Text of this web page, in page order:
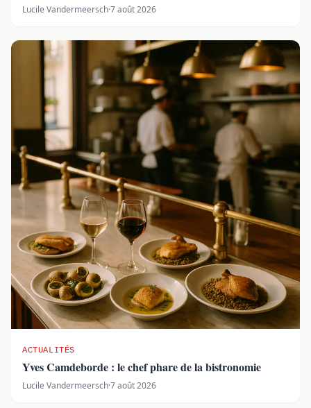
Lucile Vandermeersch·7 août 2026
ACTUALITÉS
Yves Camdeborde : le chef phare de la bistronomie
Lucile Vandermeersch·7 août 2026